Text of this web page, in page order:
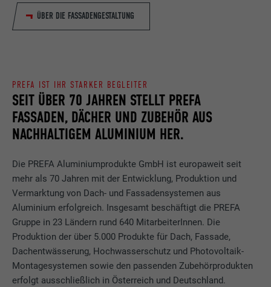
ÜBER DIE FASSADENGESTALTUNG
SEIT ÜBER 70 JAHREN STELLT PREFA
FASSADEN, DÄCHER UND ZUBEHÖR AUS
NACHHALTIGEM ALUMINIUM HER.
PREFA IST IHR STARKER BEGLEITER
Die PREFA Aluminiumprodukte GmbH ist europaweit seit
mehr als 70 Jahren mit der Entwicklung, Produktion und
Vermarktung von Dach- und Fassadensystemen aus
Aluminium erfolgreich. Insgesamt beschäftigt die PREFA
Gruppe in 23 Ländern rund 640 MitarbeiterInnen. Die
Produktion der über 5.000 Produkte für Dach, Fassade,
Dachentwässerung, Hochwasserschutz und Photovoltaik-
Montagesystemen sowie den passenden Zubehörprodukten
erfolgt ausschließlich in Österreich und Deutschland.